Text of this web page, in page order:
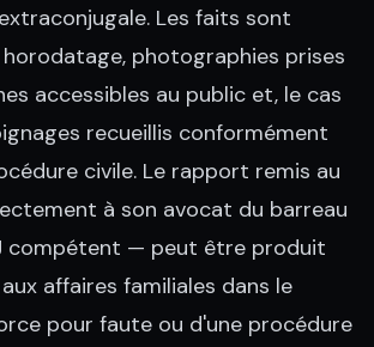
Les faits sont
photographies prises
accessibles au public et, le cas
recueillis conformément
civile. Le rapport remis au
à son avocat du barreau
compétent — peut être produit
affaires familiales dans le
pour faute ou d'une procédure